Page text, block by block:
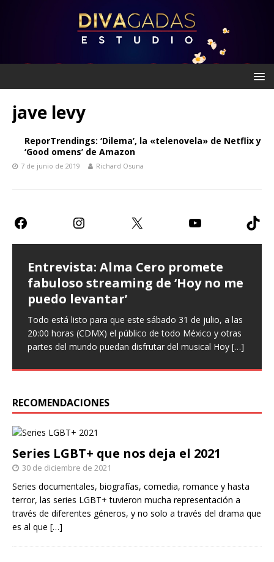
jave levy
ReporTrendings: ‘Dilema’, la «telenovela» de Netflix y
‘Good omens’ de Amazon
7 de junio de 2019 Richard Osuna
Entrevista: Alma Cero promete
fabuloso streaming de ‘Hoy no me
puedo levantar’
Todo está listo para que este sábado 31 de julio, a las
20:00 horas (CDMX) el público de todo México y otras
partes del mundo puedan disfrutar del musical Hoy […]
Entrevista: Paulina Goto expresa
que ‘Nuestro amor es arte’ en
nuevo sencillo
Entrevista Divagadas por Richard Osuna (IG:
@beepbeeprichiemx)Fotografías: Cortesía Nuestro
amor es arte es el nuevo sencillo de Paulina Goto en la
Teatro CDMX: Prometen risas con
‘Infieles’, una obra llena de
enredos
Este miércoles llega una nueva función de la comedia
teatral Infieles, historia que promete Chapu Garza, uno
de los actores que forman parte de la obra, identificará
RECOMENDACIONES
Series LGBT+ que nos deja el 2021
30 de diciembre de 2021
Series documentales, biografías, comedia, romance y hasta
terror, las series LGBT+ tuvieron mucha representación a
través de diferentes géneros, y no solo a través del drama que
es al que […]